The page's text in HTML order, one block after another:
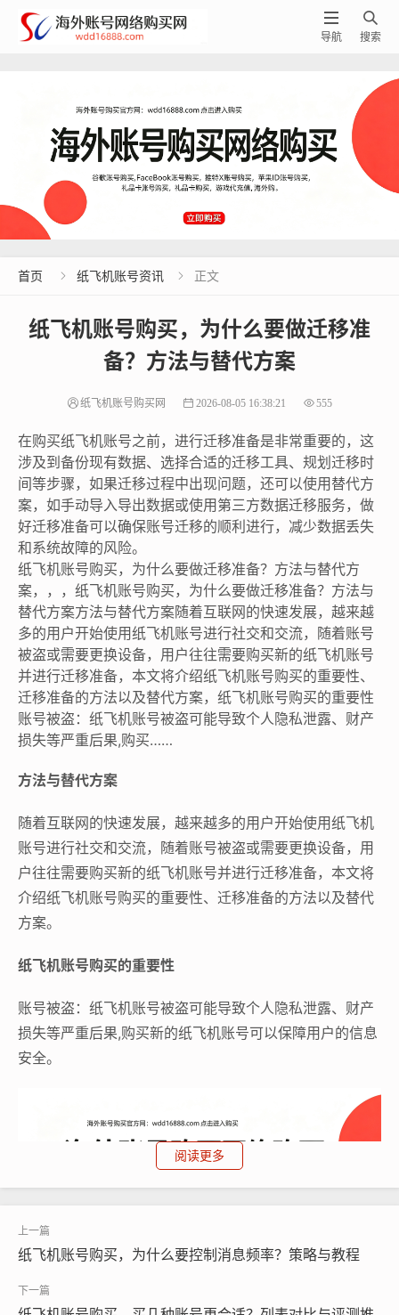

搜索

导航
首页  纸飞机账号资讯  正文
纸飞机账号购买，为什么要做迁移准
备？方法与替代方案
纸飞机账号购买网 2026-08-05 16:38:21 555
在购买纸飞机账号之前，进行迁移准备是非常重要的，这
涉及到备份现有数据、选择合适的迁移工具、规划迁移时
间等步骤，如果迁移过程中出现问题，还可以使用替代方
案，如手动导入导出数据或使用第三方数据迁移服务，做
好迁移准备可以确保账号迁移的顺利进行，减少数据丢失
和系统故障的风险。
纸飞机账号购买，为什么要做迁移准备？方法与替代方
案，，，纸飞机账号购买，为什么要做迁移准备？方法与
替代方案方法与替代方案随着互联网的快速发展，越来越
多的用户开始使用纸飞机账号进行社交和交流，随着账号
被盗或需要更换设备，用户往往需要购买新的纸飞机账号
并进行迁移准备，本文将介绍纸飞机账号购买的重要性、
迁移准备的方法以及替代方案，纸飞机账号购买的重要性
账号被盗：纸飞机账号被盗可能导致个人隐私泄露、财产
损失等严重后果,购买……
方法与替代方案
随着互联网的快速发展，越来越多的用户开始使用纸飞机
账号进行社交和交流，随着账号被盗或需要更换设备，用
户往往需要购买新的纸飞机账号并进行迁移准备，本文将
介绍纸飞机账号购买的重要性、迁移准备的方法以及替代
方案。
纸飞机账号购买的重要性
账号被盗：纸飞机账号被盗可能导致个人隐私泄露、财产
损失等严重后果,购买新的纸飞机账号可以保障用户的信息
安全。
阅读更多
纸飞机账号购买，为什么要控制消息频率？策略与教程